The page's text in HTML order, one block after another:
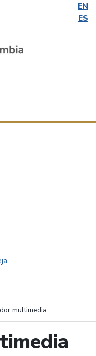
EN
ES
multimedia